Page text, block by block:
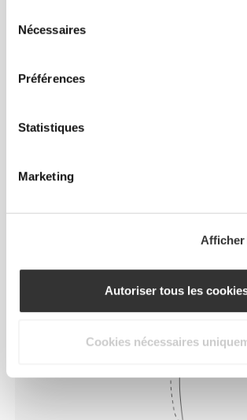
Nécessaires
Préférences
Statistiques
Marketing
Afficher
Autoriser tous les
Cookies nécessaires